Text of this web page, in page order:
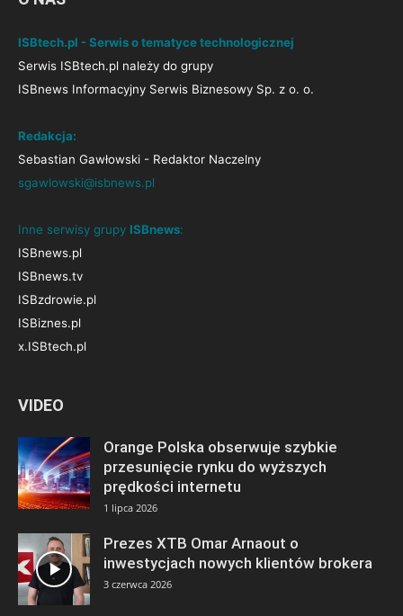
ISBtech.pl - Serwis o tematyce technologicznej
Serwis ISBtech.pl należy do grupy
ISBnews Informacyjny Serwis Biznesowy Sp. z o. o.
Redakcja:
Sebastian Gawłowski - Redaktor Naczelny
sgawlowski@isbnews.pl
Inne serwisy grupy ISBnews:
ISBnews.pl
ISBnews.tv
ISBzdrowie.pl
ISBiznes.pl
x.ISBtech.pl
VIDEO
Orange Polska obserwuje szybkie
przesunięcie rynku do wyższych
prędkości internetu
1 lipca 2026
Prezes XTB Omar Arnaout o
inwestycjach nowych klientów brokera
3 czerwca 2026